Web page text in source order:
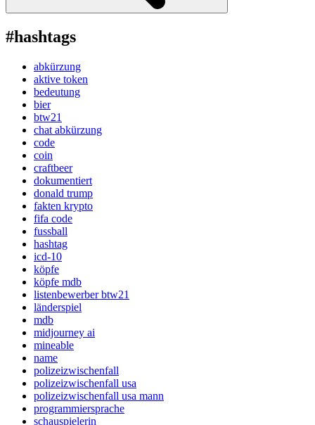
#hashtags
abkürzung
aktive token
bedeutung
bier
btw21
chat abkürzung
code
coin
craftbeer
dokumentiert
donald trump
fakten krypto
fifa code
fussball
hashtag
icd-10
köpfe
köpfe mdb
listenbewerber btw21
länderspiel
mdb
midjourney ai
mineable
name
polizeizwischenfall
polizeizwischenfall usa
polizeizwischenfall usa mann
programmiersprache
schauspielerin